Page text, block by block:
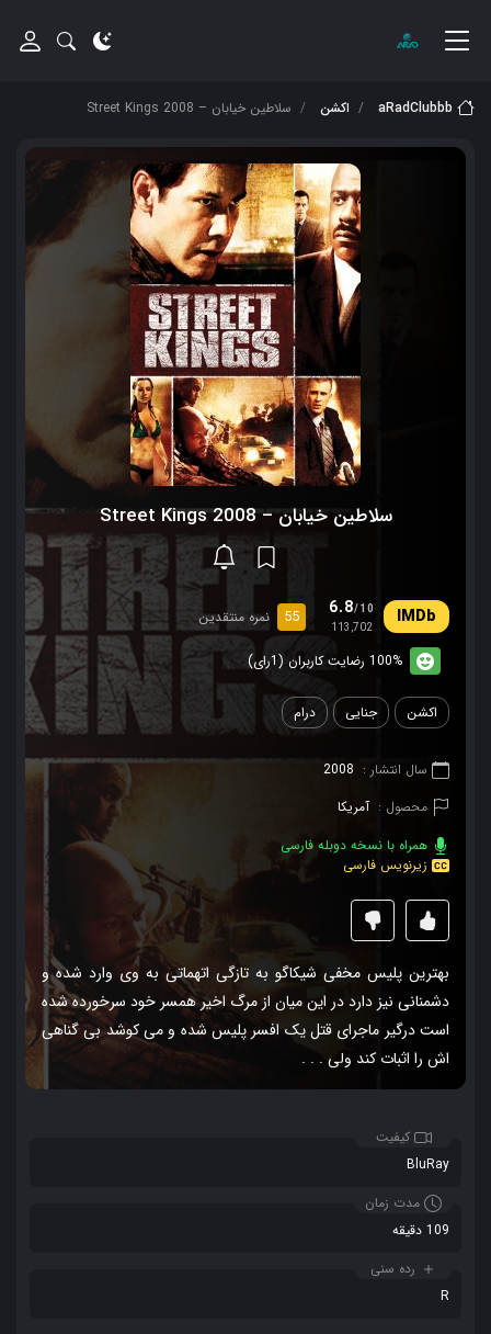
aRadClubbb اکشن سلاطین خیابان – Street Kings 2008
سلاطین خیابان – Street Kings 2008
6.8/10
113,702
55 نمره منتقدین
100% رضایت کاربران (1رای)
اکشن جنایی درام
سال انتشار : 2008
محصول : آمریکا
همراه با نسخه دوبله فارسی
زیرنویس فارسی
بهترین پلیس مخفی شیکاگو به تازگی اتهماتی به وی وارد شده و
دشمنانی نیز دارد در این میان از مرگ اخیر همسر خود سرخورده شده
است درگیر ماجرای قتل یک افسر پلیس شده و می کوشد بی گناهی
اش را اثبات کند ولی . . .
کیفیت
BluRay
مدت زمان
109 دقیقه
رده سنی
R